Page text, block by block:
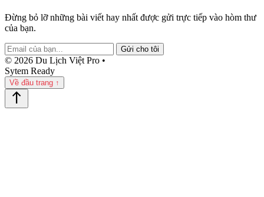
Đừng bỏ lỡ những bài viết hay nhất được gửi trực tiếp vào hòm thư
của bạn.
Gửi cho tôi
© 2026 Du Lịch Việt Pro •
Sytem Ready
Về đầu trang ↑
north